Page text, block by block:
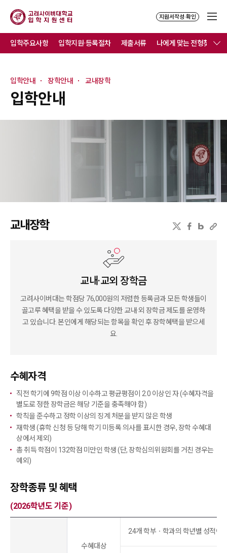
지원서작성·확인
입학안내
입학안내 장학안내 교내장학
입학주요사항 입학지원·등록절차 제출서류 나에게 맞는 전형찾기
교내장학
교내·교외 장학금
고려사이버대는 학점당 76,000원의 저렴한 등록금과 모든 학생들이
골고루 혜택을 받을 수 있도록 다양한 교내·외 장학금 제도를 운영하
고 있습니다. 본인에게 해당되는 항목을 확인 후 장학혜택을 받으세
요.
수혜자격
직전 학기에 9학점 이상 이수하고 평균평점이 2.0 이상인 자 (수혜자격을
별도로 정한 장학금은 해당 기준을 충족해야 함)
학칙을 준수하고 정학 이상의 징계 처분을 받지 않은 학생
재학생 (휴학 신청 등 당해 학기 미등록 의사를 표시한 경우, 장학 수혜대
상에서 제외)
총 취득 학점이 132학점 미만인 학생 (단, 장학심의위원회를 거친 경우는
예외)
장학종류 및 혜택
(2026학년도 기준)
수혜대상
24개 학부ㆍ학과의 학년별 성적이